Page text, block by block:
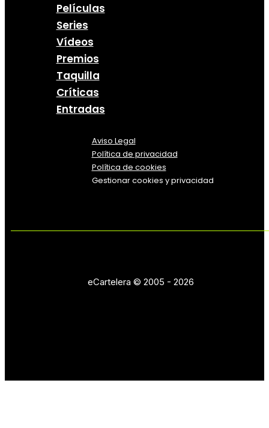
Películas
Series
Vídeos
Premios
Taquilla
Críticas
Entradas
Aviso Legal
Política de privacidad
Política de cookies
Gestionar cookies y privacidad
eCartelera © 2005 - 2026